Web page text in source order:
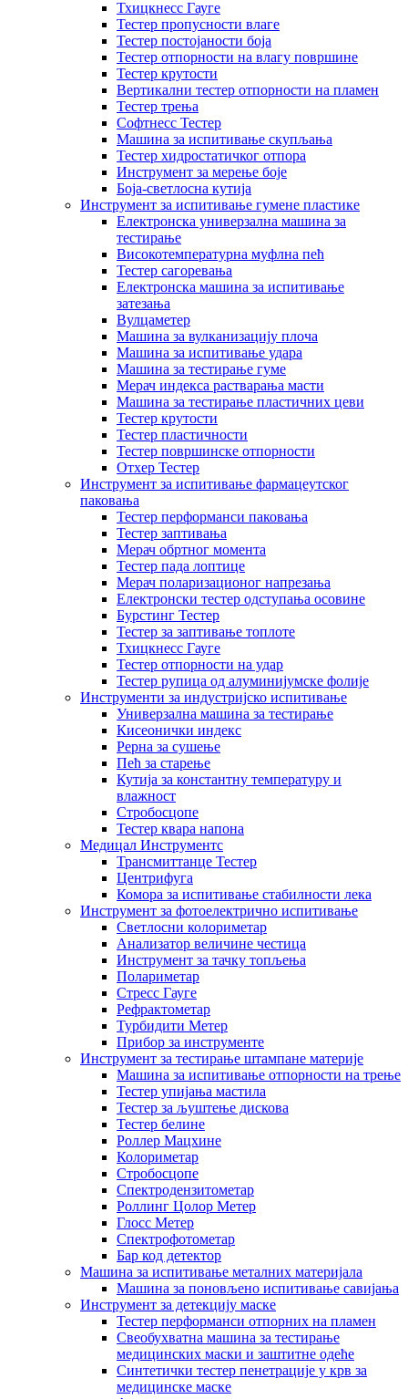
Тхицкнесс Гауге
Тестер пропусности влаге
Тестер постојаности боја
Тестер отпорности на влагу површине
Тестер крутости
Вертикални тестер отпорности на пламен
Тестер трења
Софтнесс Тестер
Машина за испитивање скупљања
Тестер хидростатичког отпора
Инструмент за мерење боје
Боја-светлосна кутија
Инструмент за испитивање гумене пластике
Електронска универзална машина за
тестирање
Високотемпературна муфлна пећ
Тестер сагоревања
Електронска машина за испитивање
затезања
Вулцаметер
Машина за вулканизацију плоча
Машина за испитивање удара
Машина за тестирање гуме
Мерач индекса растварања масти
Машина за тестирање пластичних цеви
Тестер крутости
Тестер пластичности
Тестер површинске отпорности
Отхер Тестер
Инструмент за испитивање фармацеутског
паковања
Тестер перформанси паковања
Тестер заптивања
Мерач обртног момента
Тестер пада лоптице
Мерач поларизационог напрезања
Електронски тестер одступања осовине
Бурстинг Тестер
Тестер за заптивање топлоте
Тхицкнесс Гауге
Тестер отпорности на удар
Тестер рупица од алуминијумске фолије
Инструменти за индустријско испитивање
Универзална машина за тестирање
Кисеонички индекс
Рерна за сушење
Пећ за старење
Кутија за константну температуру и
влажност
Стробосцопе
Тестер квара напона
Медицал Инструментс
Трансмиттанце Тестер
Центрифуга
Комора за испитивање стабилности лека
Инструмент за фотоелектрично испитивање
Светлосни колориметар
Анализатор величине честица
Инструмент за тачку топљења
Полариметар
Стресс Гауге
Рефрактометар
Турбидити Метер
Прибор за инструменте
Инструмент за тестирање штампане материје
Машина за испитивање отпорности на трење
Тестер упијања мастила
Тестер за љуштење дискова
Тестер белине
Роллер Мацхине
Колориметар
Стробосцопе
Спектродензитометар
Роллинг Цолор Метер
Глосс Метер
Спектрофотометар
Бар код детектор
Машина за испитивање металних материјала
Машина за поновљено испитивање савијања
Инструмент за детекцију маске
Тестер перформанси отпорних на пламен
Свеобухватна машина за тестирање
медицинских маски и заштитне одеће
Синтетички тестер пенетрације у крв за
медицинске маске